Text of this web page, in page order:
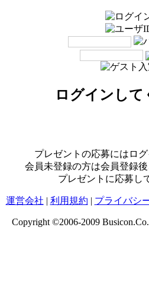
ログインして
プレゼントの応募にはログ
会員未登録の方は会員登録
プレゼントに応募し
運営会社 | 利用規約 | プライバシ
Copyright ©2006-2009